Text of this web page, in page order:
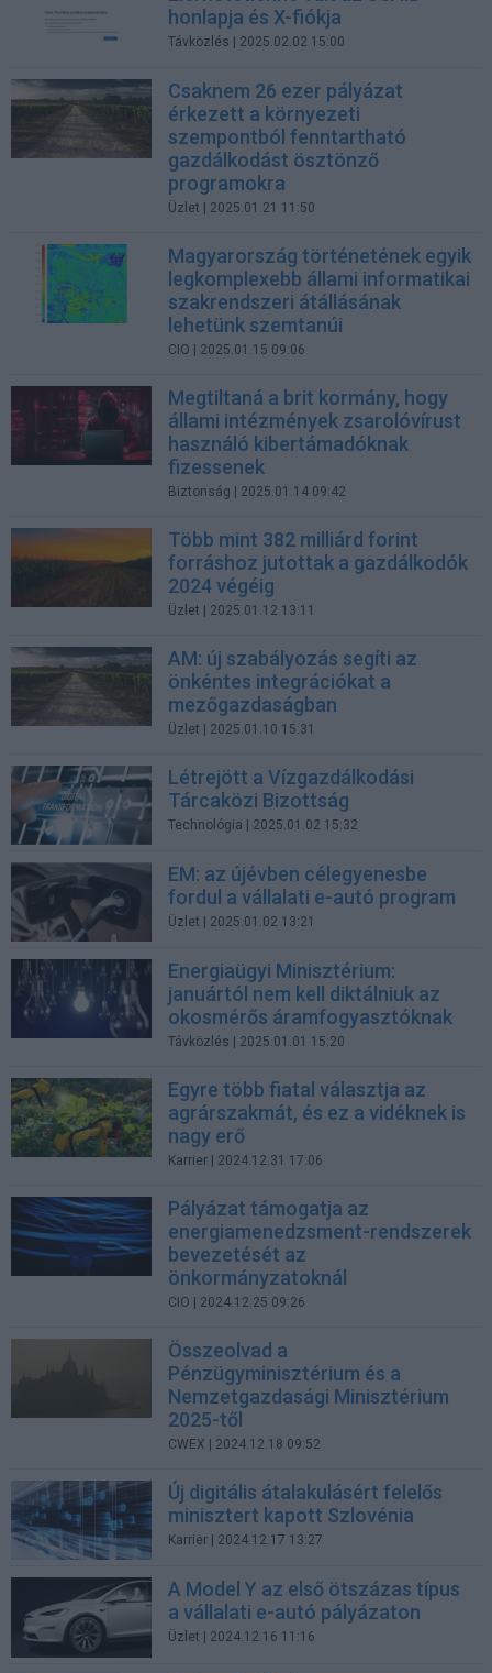
honlapja és X-fiókja
Távközlés | 2025.02.02 15:00
Csaknem 26 ezer pályázat
érkezett a környezeti
szempontból fenntartható
gazdálkodást ösztönző
programokra
Üzlet | 2025.01.21 11:50
Magyarország történetének egyik
legkomplexebb állami informatikai
szakrendszeri átállásának
lehetünk szemtanúi
CIO | 2025.01.15 09:06
Megtiltaná a brit kormány, hogy
állami intézmények zsarolóvírust
használó kibertámadóknak
fizessenek
Biztonság | 2025.01.14 09:42
Több mint 382 milliárd forint
forráshoz jutottak a gazdálkodók
2024 végéig
Üzlet | 2025.01.12 13:11
AM: új szabályozás segíti az
önkéntes integrációkat a
mezőgazdaságban
Üzlet | 2025.01.10 15:31
Létrejött a Vízgazdálkodási
Tárcaközi Bizottság
Technológia | 2025.01.02 15:32
EM: az újévben célegyenesbe
fordul a vállalati e-autó program
Üzlet | 2025.01.02 13:21
Energiaügyi Minisztérium:
januártól nem kell diktálniuk az
okosmérős áramfogyasztóknak
Távközlés | 2025.01.01 15:20
Egyre több fiatal választja az
agrárszakmát, és ez a vidéknek is
nagy erő
Karrier | 2024.12.31 17:06
Pályázat támogatja az
energiamenedzsment-rendszerek
bevezetését az
önkormányzatoknál
CIO | 2024.12.25 09:26
Összeolvad a
Pénzügyminisztérium és a
Nemzetgazdasági Minisztérium
2025-től
CWEX | 2024.12.18 09:52
Új digitális átalakulásért felelős
minisztert kapott Szlovénia
Karrier | 2024.12.17 13:27
A Model Y az első ötszázas típus
a vállalati e-autó pályázaton
Üzlet | 2024.12.16 11:16